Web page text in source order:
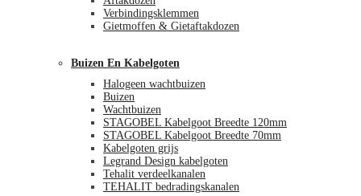
Verbindingsklemmen
Gietmoffen & Gietaftakdozen
Buizen En Kabelgoten
Halogeen wachtbuizen
Buizen
Wachtbuizen
STAGOBEL Kabelgoot Breedte 120mm
STAGOBEL Kabelgoot Breedte 70mm
Kabelgoten grijs
Legrand Design kabelgoten
Tehalit verdeelkanalen
TEHALIT bedradingskanalen